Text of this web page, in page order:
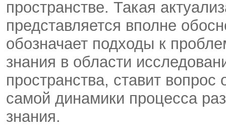
пространстве. Такая
представляется вполне
обозначает подходы к
знания в области
пространства, ставит
самой динамики процесса
знания.